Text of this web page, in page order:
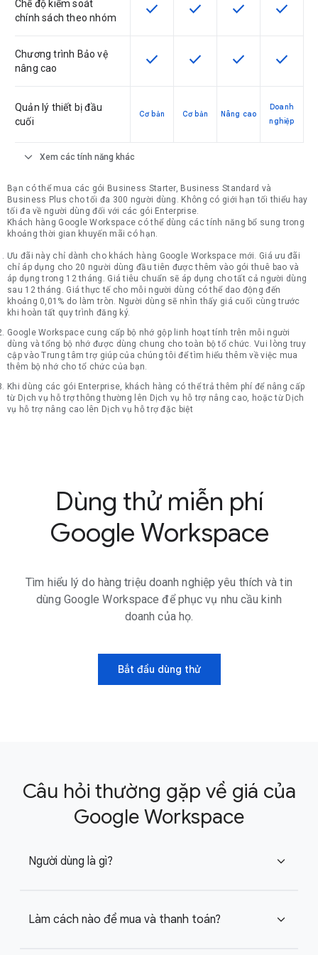
Chế độ kiểm soát
chính sách theo nhóm
SKU có hỗ trợ tính năng này
check SKU có hỗ trợ tính năng
check SKU có hỗ trợ
check SKU có
check
Chương trình Bảo vệ
nâng cao
SKU có hỗ trợ tính năng này
check SKU có hỗ trợ tính năng
check SKU có hỗ trợ
check SKU có
check
Quản lý thiết bị đầu
cuối
Cơ bản Cơ bản Nâng cao
Doanh
nghiệp
expand_more Xem các tính năng khác
Bạn có thể mua các gói Business Starter, Business Standard và
Business Plus cho tối đa 300 người dùng. Không có giới hạn tối thiểu hay
tối đa về người dùng đối với các gói Enterprise.
Khách hàng Google Workspace có thể dùng các tính năng bổ sung trong
khoảng thời gian khuyến mãi có hạn.
Ưu đãi này chỉ dành cho khách hàng Google Workspace mới. Giá ưu đãi
chỉ áp dụng cho 20 người dùng đầu tiên được thêm vào gói thuê bao và
áp dụng trong 12 tháng. Giá tiêu chuẩn sẽ áp dụng cho tất cả người dùng
sau 12 tháng. Giá thực tế cho mỗi người dùng có thể dao động đến
khoảng 0,01% do làm tròn. Người dùng sẽ nhìn thấy giá cuối cùng trước
khi hoàn tất quy trình đăng ký.
Google Workspace cung cấp bộ nhớ gộp linh hoạt tính trên mỗi người
dùng và tổng bộ nhớ được dùng chung cho toàn bộ tổ chức. Vui lòng truy
cập vào Trung tâm trợ giúp của chúng tôi để tìm hiểu thêm về việc mua
thêm bộ nhớ cho tổ chức của bạn.
Khi dùng các gói Enterprise, khách hàng có thể trả thêm phí để nâng cấp
từ Dịch vụ hỗ trợ thông thường lên Dịch vụ hỗ trợ nâng cao, hoặc từ Dịch
vụ hỗ trợ nâng cao lên Dịch vụ hỗ trợ đặc biệt
Dùng thử miễn phí
Google Workspace
Tìm hiểu lý do hàng triệu doanh nghiệp yêu thích và tin
dùng Google Workspace để phục vụ nhu cầu kinh
doanh của họ.
Bắt đầu dùng thử
Câu hỏi thường gặp về giá của
Google Workspace
Người dùng là gì? expand_more
Làm cách nào để mua và thanh toán? expand_more